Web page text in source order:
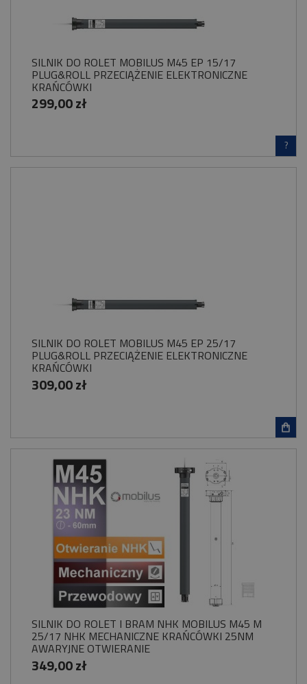
SILNIK DO ROLET MOBILUS M45 EP 15/17
PLUG&ROLL PRZECIĄŻENIE ELEKTRONICZNE
KRAŃCÓWKI
299,00 zł
?
SILNIK DO ROLET MOBILUS M45 EP 25/17
PLUG&ROLL PRZECIĄŻENIE ELEKTRONICZNE
KRAŃCÓWKI
309,00 zł
SILNIK DO ROLET I BRAM NHK MOBILUS M45 M
25/17 NHK MECHANICZNE KRAŃCÓWKI 25NM
AWARYJNE OTWIERANIE
349,00 zł